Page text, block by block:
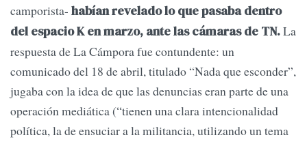
camporista- habían revelado lo que pasaba dentro
del espacio K en marzo, ante las cámaras de TN.La
respuesta de La Cámpora fue contundente: un
comunicado del 18 de abril, titulado “Nada que esconder”,
jugaba con la idea de que las denuncias eran parte de una
operación mediática (“tienen una clara intencionalidad
política, la de ensuciar a la militancia, utilizando un tema